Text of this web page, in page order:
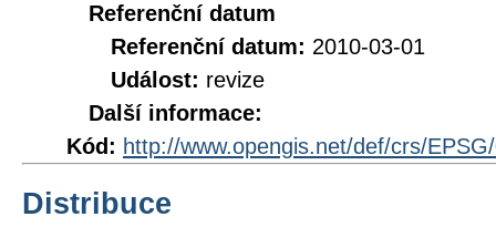
Referenční datum
Referenční datum: 2010-03-01
Událost: revize
Další informace:
Kód: http://www.opengis.net/def/crs/
Distribuce